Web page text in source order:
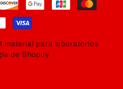
material para laboratorios
de Shopify